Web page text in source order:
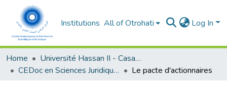
Institutions All of Otrohati Log In
Home
Université Hassan II - Casablanca
CEDoc en Sciences Juridiques, Economiques, Sociales et de Gestion (CED - SJESG)
Le pacte d'actionnaires